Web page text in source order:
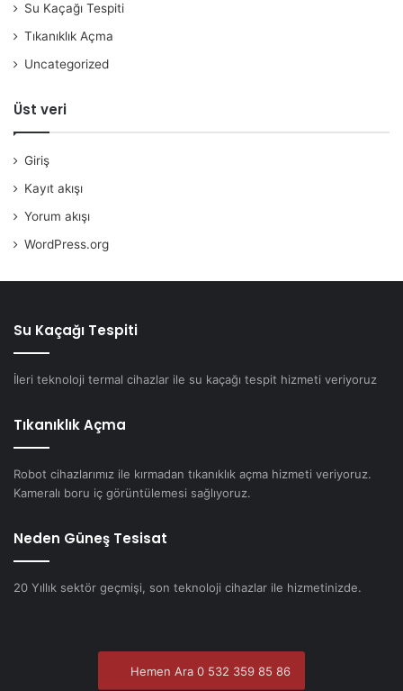
Su Kaçağı Tespiti
Tıkanıklık Açma
Uncategorized
Üst veri
Giriş
Kayıt akışı
Yorum akışı
WordPress.org
Su Kaçağı Tespiti
İleri teknoloji termal cihazlar ile su kaçağı tespit hizmeti veriyoruz
Tıkanıklık Açma
Robot cihazlarımız ile kırmadan tıkanıklık açma hizmeti veriyoruz.
Kameralı boru iç görüntülemesi sağlıyoruz.
Neden Güneş Tesisat
20 Yıllık sektör geçmişi, son teknoloji cihazlar ile hizmetinizde.
Hemen Ara 0 532 359 85 86